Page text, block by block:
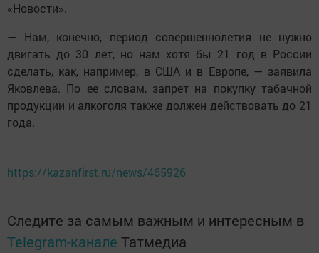
«Новости».
— Нам, конечно, период совершеннолетия не нужно
двигать до 30 лет, но нам хотя бы 21 год в России
сделать, как, например, в США и в Европе, — заявила
Яковлева. По ее словам, запрет на покупку табачной
продукции и алкоголя также должен действовать до 21
года.
https://kazanfirst.ru/news/465926
Следите за самым важным и интересным в
Telegram-канале Татмедиа